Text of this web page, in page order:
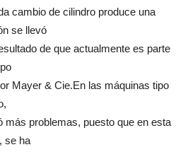
cambio de cilindro produce una
se llevó
de que actualmente es parte
Mayer & Cie.En las máquinas tipo
más problemas, puesto que en esta
se ha